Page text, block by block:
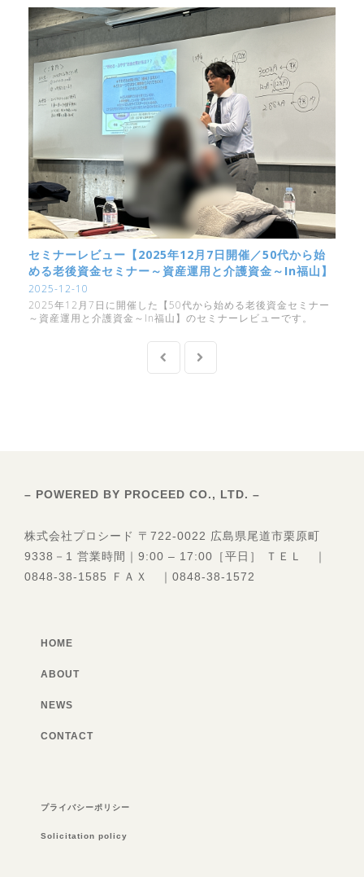
セミナーレビュー【2025年12月7日開催／50代から始
める老後資金セミナー～資産運用と介護資金～in福山】
2025-12-10
2025年12月7日に開催した【50代から始める老後資金セミナー
～資産運用と介護資金～in福山】のセミナーレビューです。
– POWERED BY PROCEED CO., LTD. –
株式会社プロシード 〒722-0022 広島県尾道市栗原町
9338－1 営業時間｜9:00 – 17:00［平日］ ＴＥＬ ｜
0848-38-1585 ＦＡＸ ｜0848-38-1572
HOME
ABOUT
NEWS
CONTACT
プライバシーポリシー
Solicitation policy